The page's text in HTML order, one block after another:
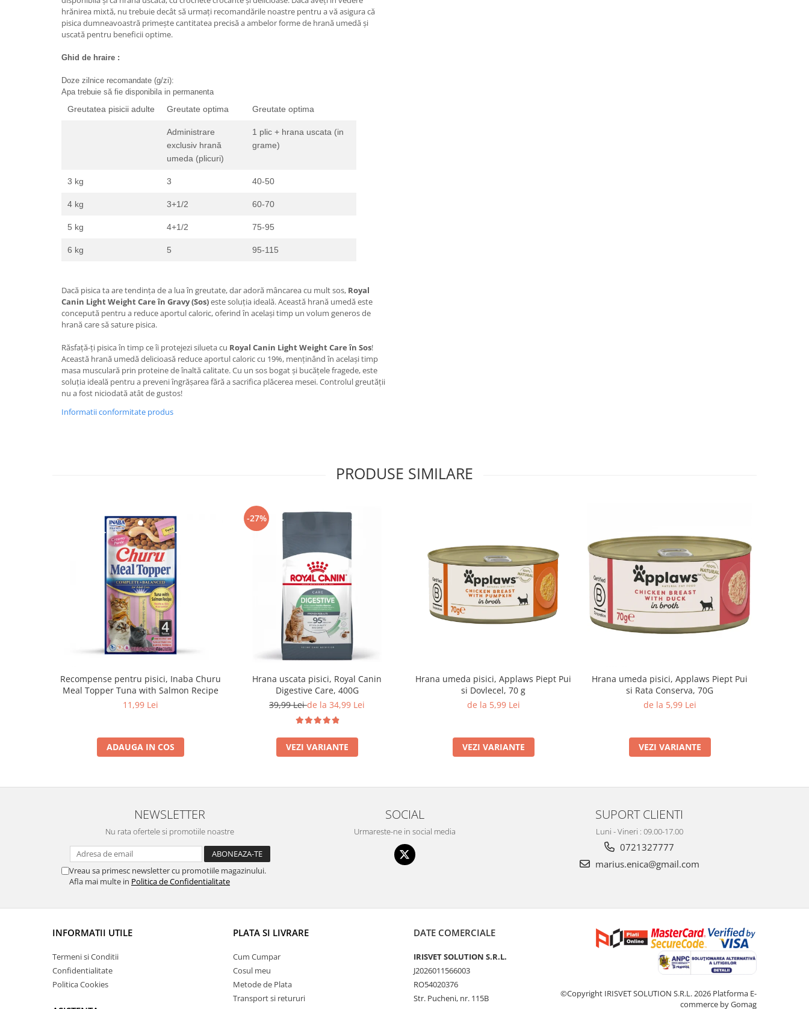
Conditioner apa iaz
Hrana pesti iazuri
hrănirea mixtă, nu trebuie decât să urmați recomandările noastre pentru a vă asigura că
pisica dumneavoastră primește cantitatea precisă a ambelor forme de hrană umedă și
uscată pentru beneficii optime.
Ghid de hraire :
Doze zilnice recomandate (g/zi):
Apa trebuie să fie disponibila in permanenta
Greutatea pisicii adulte Greutate optima Greutate optima
Administrare
exclusiv hrană
umeda (plicuri)
1 plic + hrana uscata (in
grame)
3 kg 3 40-50
4 kg 3+1/2 60-70
5 kg 4+1/2 75-95
6 kg 5 95-115
Dacă pisica ta are tendința de a lua în greutate, dar adoră mâncarea cu mult sos, Royal
Canin Light Weight Care în Gravy (Sos)este soluția ideală. Această hrană umedă este
concepută pentru a reduce aportul caloric, oferind în același timp un volum generos de
hrană care să sature pisica.
Răsfață-ți pisica în timp ce îi protejezi silueta cu Royal Canin Light Weight Care în Sos!
Această hrană umedă delicioasă reduce aportul caloric cu 19%, menținând în același timp
masa musculară prin proteine de înaltă calitate.Cu un sos bogat și bucățele fragede, este
soluția ideală pentru a preveni îngrășarea fără a sacrifica plăcerea mesei. Controlul greutății
nu a fost niciodată atât de gustos!
Informatii conformitate produs
PRODUSE SIMILARE
Recompense pentru pisici, Inaba Churu
Meal Topper Tuna with Salmon Recipe
11,99 Lei
ADAUGA IN COS
-27%
Hrana uscata pisici, Royal Canin
Digestive Care, 400G
39,99 Leide la 34,99 Lei
VEZI VARIANTE
Hrana umeda pisici, Applaws Piept Pui
si Dovlecel, 70 g
de la 5,99 Lei
VEZI VARIANTE
Hrana umeda pisici, Applaws Piept Pui
si Rata Conserva, 70G
de la 5,99 Lei
VEZI VARIANTE
NEWSLETTER
Nu rata ofertele si promotiile noastre
Vreau sa primesc newsletter cu promotiile magazinului.
Afla mai multe in Politica de Confidentialitate
SOCIAL
Urmareste-ne in social media
SUPORT CLIENTI
Luni - Vineri : 09.00-17.00
0721327777
marius.enica@gmail.com
INFORMATII UTILE
Termeni si Conditii
Confidentialitate
Politica Cookies
PLATA SI LIVRARE
Cum Cumpar
Cosul meu
Metode de Plata
Transport si retururi
DATE COMERCIALE
IRISVET SOLUTION S.R.L.
J2026011566003
RO54020376
Str. Pucheni, nr. 115B
©Copyright IRISVET SOLUTION S.R.L. 2026 Platforma E-
commerce by Gomag